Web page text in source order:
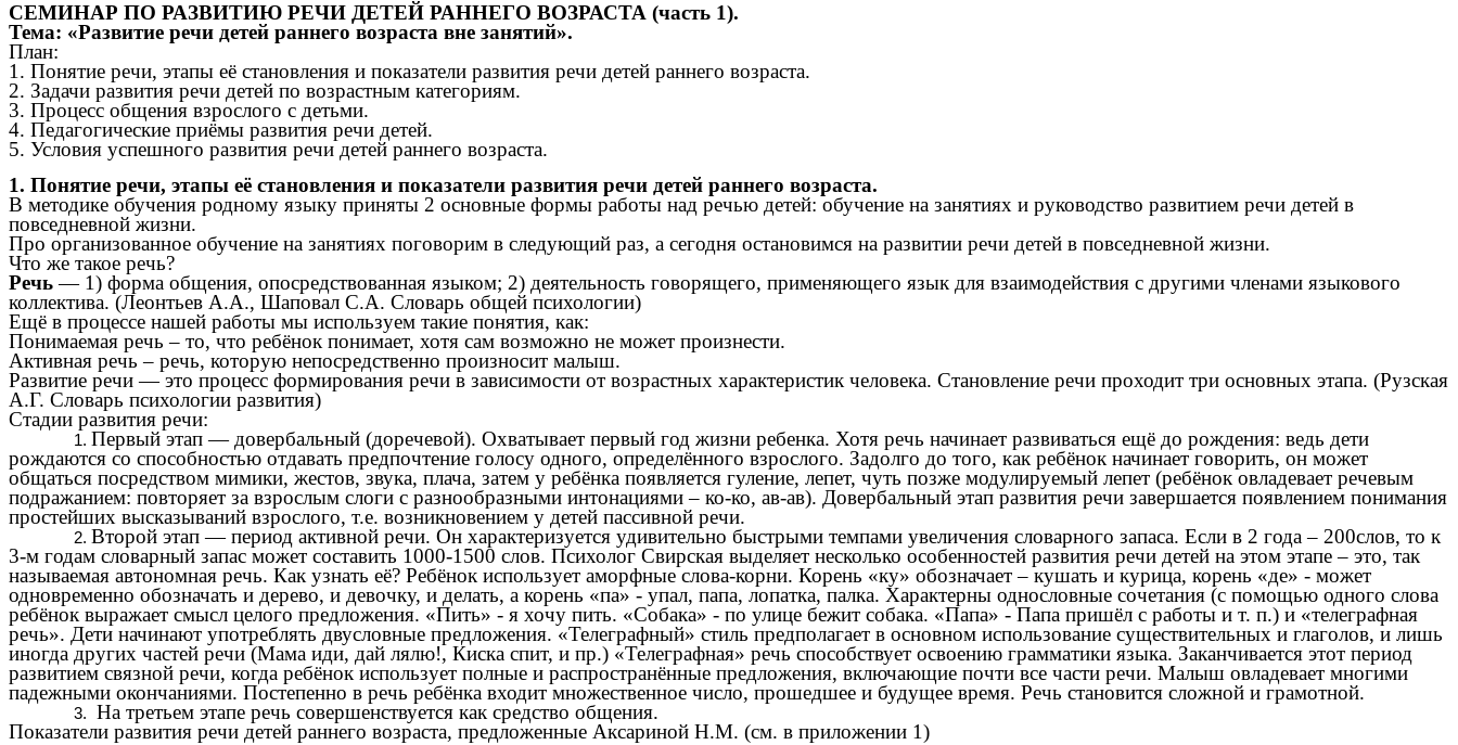
СЕМИНАР ПО РАЗВИТИЮ РЕЧИ ДЕТЕЙ РАННЕГО ВОЗРАСТА (часть 1).
Тема: «Развитие речи детей раннего возраста вне занятий».
План:
1. Понятие речи, этапы её становления и показатели развития речи детей раннего возраста.
2. Задачи развития речи детей по возрастным категориям.
3. Процесс общения взрослого с детьми.
4. Педагогические приёмы развития речи детей.
5. Условия успешного развития речи детей раннего возраста.
1. Понятие речи, этапы её становления и показатели развития речи детей раннего возраста.
В методике обучения родному языку приняты 2 основные формы работы над речью детей: обучение на занятиях и руководство развитием речи детей в
повседневной жизни.
Про организованное обучение на занятиях поговорим в следующий раз, а сегодня остановимся на развитии речи детей в повседневной жизни.
Что же такое речь?
Речь— 1) форма общения, опосредствованная языком; 2) деятельность говорящего, применяющего язык для взаимодействия с другими членами языкового
коллектива. (Леонтьев А.А., Шаповал С.А. Словарь общей психологии)
Ещё в процессе нашей работы мы используем такие понятия, как:
Понимаемая речь – то, что ребёнок понимает, хотя сам возможно не может произнести.
Активная речь – речь, которую непосредственно произносит малыш.
Развитие речи — это процесс формирования речи в зависимости от возрастных характеристик человека. Становление речи проходит три основных этапа. (Рузская
А.Г. Словарь психологии развития)
Стадии развития речи:
Первый этап — довербальный (доречевой). Охватывает первый год жизни ребенка. Хотя речь начинает развиваться ещё до рождения: ведь дети
рождаются со способностью отдавать предпочтение голосу одного, определённого взрослого. Задолго до того, как ребёнок начинает говорить, он может
общаться посредством мимики, жестов, звука, плача, затем у ребёнка появляется гуление, лепет, чуть позже модулируемый лепет (ребёнок овладевает речевым
подражанием: повторяет за взрослым слоги с разнообразными интонациями – ко-ко, ав-ав). Довербальный этап развития речи завершается появлением понимания
простейших высказываний взрослого, т.е. возникновением у детей пассивной речи.
Второй этап — период активной речи. Он характеризуется удивительно быстрыми темпами увеличения словарного запаса. Если в 2 года – 200слов, то к
3-м годам словарный запас может составить 1000-1500 слов. Психолог Свирская выделяет несколько особенностей развития речи детей на этом этапе – это, так
называемая автономная речь. Как узнать её? Ребёнок использует аморфные слова-корни. Корень «ку» обозначает – кушать и курица, корень «де» - может
одновременно обозначать и дерево, и девочку, и делать, а корень «па» - упал, папа, лопатка, палка. Характерны однословные сочетания (с помощью одного слова
ребёнок выражает смысл целого предложения. «Пить» - я хочу пить. «Собака» - по улице бежит собака. «Папа» - Папа пришёл с работы и т. п.) и «телеграфная
речь». Дети начинают употреблять двусловные предложения. «Телеграфный» стиль предполагает в основном использование существительных и глаголов, и лишь
иногда других частей речи (Мама иди, дай лялю!, Киска спит, и пр.) «Телеграфная» речь способствует освоению грамматики языка. Заканчивается этот период
развитием связной речи, когда ребёнок использует полные и распространённые предложения, включающие почти все части речи. Малыш овладевает многими
падежными окончаниями. Постепенно в речь ребёнка входит множественное число, прошедшее и будущее время. Речь становится сложной и грамотной.
На третьем этапе речь совершенствуется как средство общения.
Показатели развития речи детей раннего возраста, предложенные Аксариной Н.М. (см. в приложении 1)